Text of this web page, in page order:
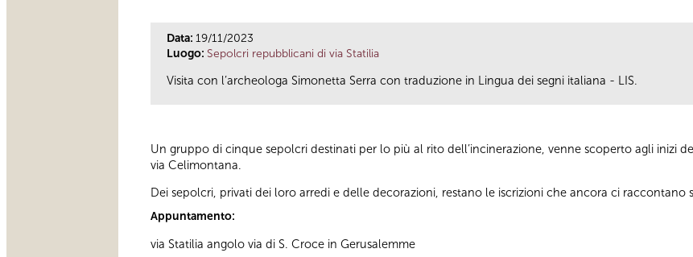
Data: 19/11/2023
Luogo: Sepolcri repubblicani di via Statilia
Visita con l’archeologa Simonetta Serra con traduzione in Lingua dei segni italiana - LIS.
Un gruppo di cinque sepolcri destinati per lo più al rito dell’incinerazione, venne scoperto agli inizi
via Celimontana.
Dei sepolcri, privati dei loro arredi e delle decorazioni, restano le iscrizioni che ancora ci raccontano
Appuntamento:
via Statilia angolo via di S. Croce in Gerusalemme